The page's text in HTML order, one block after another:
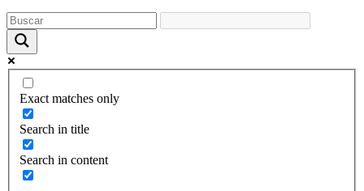
Exact matches only
Search in title
Search in content